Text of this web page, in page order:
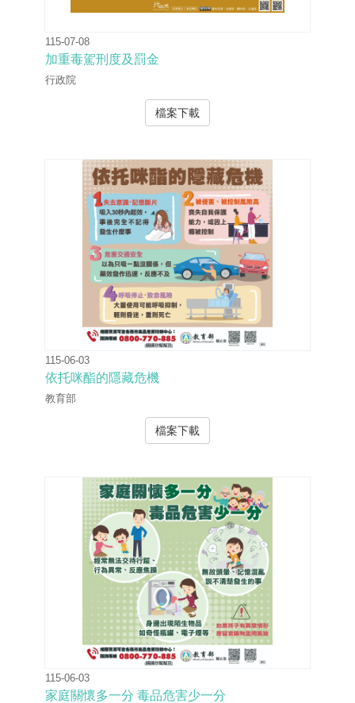
115-07-08
加重毒駕刑度及罰金
行政院
檔案下載
115-06-03
依托咪酯的隱藏危機
教育部
檔案下載
115-06-03
家庭關懷多一分 毒品危害少一分